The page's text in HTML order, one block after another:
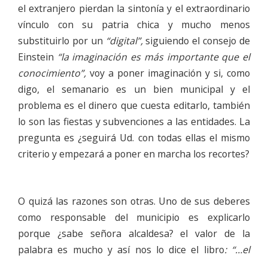
el extranjero pierdan la sintonía y el extraordinario
vínculo con su patria chica y mucho menos
substituirlo por un “digital”,siguiendo el consejo de
Einstein “la imaginación es más importante que el
conocimiento”, voy a poner imaginación y si, como
digo, el semanario es un bien municipal y el
problema es el dinero que cuesta editarlo, también
lo son las fiestas y subvenciones a las entidades. La
pregunta es ¿seguirá Ud. con todas ellas el mismo
criterio y empezará a poner en marcha los recortes?
O quizá las razones son otras. Uno de sus deberes
como responsable del municipio es explicarlo
porque ¿sabe señora alcaldesa? el valor de la
palabra es mucho y así nos lo dice el libro: “…el